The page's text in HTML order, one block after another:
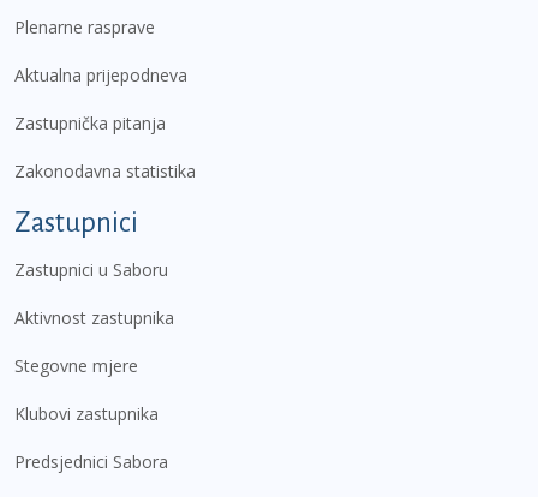
Plenarne rasprave
Aktualna prijepodneva
Zastupnička pitanja
Zakonodavna statistika
Zastupnici
Zastupnici u Saboru
Aktivnost zastupnika
Stegovne mjere
Klubovi zastupnika
Predsjednici Sabora